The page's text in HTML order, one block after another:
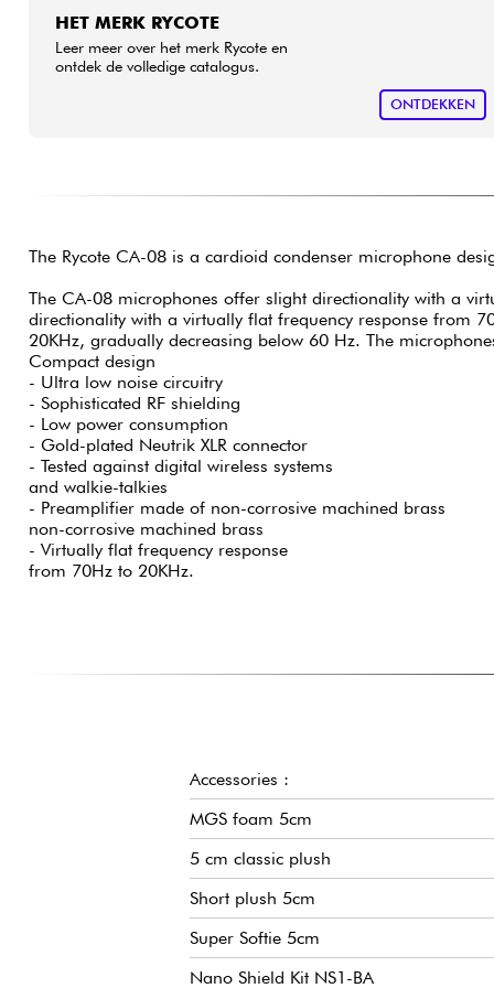
HET MERK RYCOTE
Leer meer over het merk Rycote en
ontdek de volledige catalogus.
ONTDEKKEN
The Rycote CA-08 is a cardioid condenser microphone
The CA-08 microphones offer slight directionality with a
directionality with a virtually flat frequency response from
20KHz, gradually decreasing below 60 Hz. The
Compact design
- Ultra low noise circuitry
- Sophisticated RF shielding
- Low power consumption
- Gold-plated Neutrik XLR connector
- Tested against digital wireless systems
and walkie-talkies
- Preamplifier made of non-corrosive machined brass
non-corrosive machined brass
- Virtually flat frequency response
from 70Hz to 20KHz.
Accessories :
MGS foam 5cm
5 cm classic plush
Short plush 5cm
Super Softie 5cm
Nano Shield Kit NS1-BA